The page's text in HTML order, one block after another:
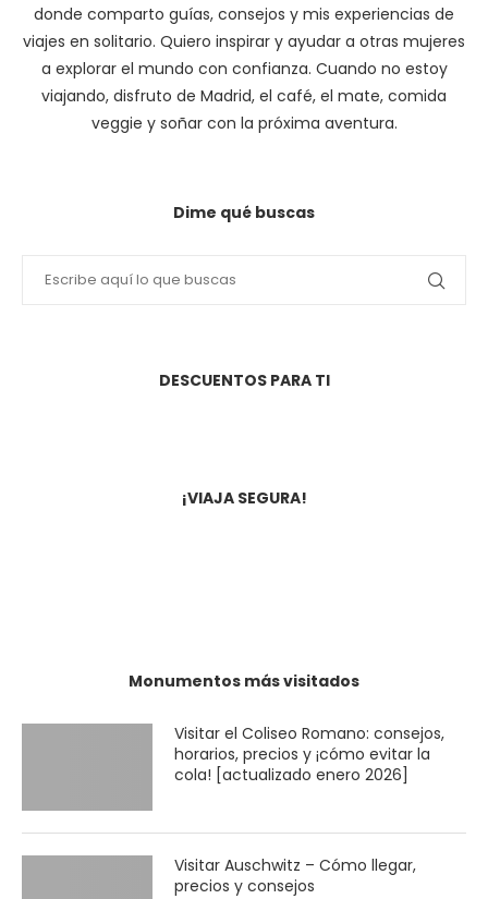
donde comparto guías, consejos y mis experiencias de
viajes en solitario. Quiero inspirar y ayudar a otras mujeres
a explorar el mundo con confianza. Cuando no estoy
viajando, disfruto de Madrid, el café, el mate, comida
veggie y soñar con la próxima aventura.
Dime qué buscas
DESCUENTOS PARA TI
¡VIAJA SEGURA!
lance a la aventura. Ya a la venta en
Monumentos más visitados
Visitar el Coliseo Romano: consejos,
horarios, precios y ¡cómo evitar la
cola! [actualizado enero 2026]
Visitar Auschwitz – Cómo llegar,
precios y consejos